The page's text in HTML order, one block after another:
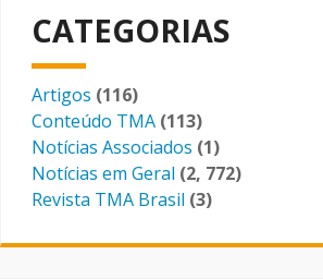
CATEGORIAS
Artigos (116)
Conteúdo TMA (113)
Notícias Associados (1)
Notícias em Geral (2, 772)
Revista TMA Brasil (3)